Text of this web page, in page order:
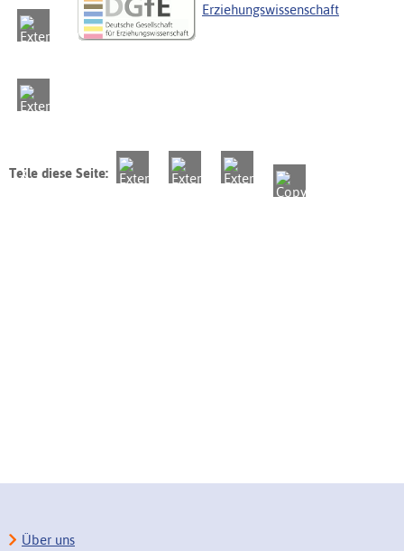
Erziehungswissenschaft
Teile diese Seite:
Über uns